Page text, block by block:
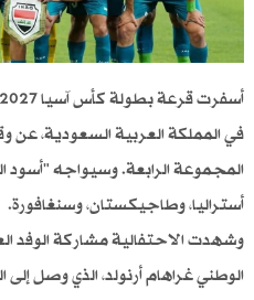
في المملكة العربية السعودية، عن
المجموعة الرابعة. وسيواجه "أسود
أستراليا، وطاجيكستان، وسنغافورة.
وشهدت الاحتفالية مشاركة الوفد
الوطني غراهام أرنولد، الذي وصل إلى